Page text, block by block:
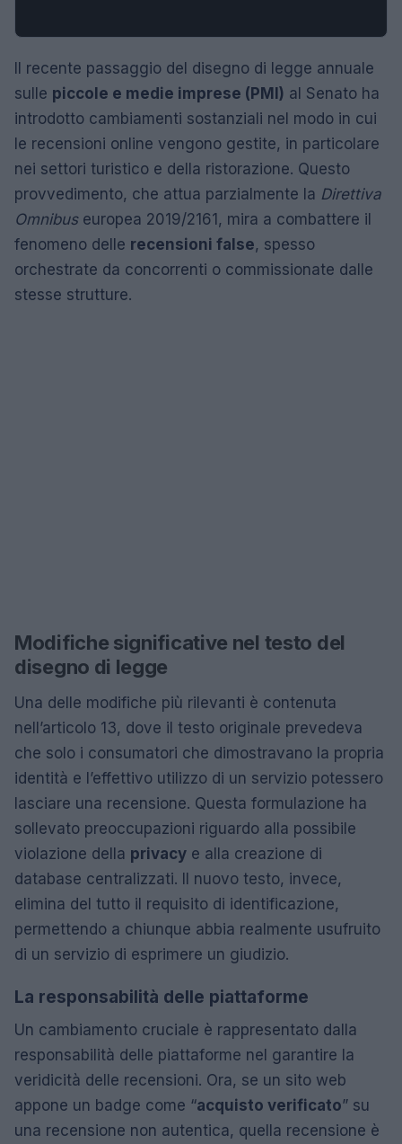
Il recente passaggio del disegno di legge annuale
sulle piccole e medie imprese (PMI) al Senato ha
introdotto cambiamenti sostanziali nel modo in cui
le recensioni online vengono gestite, in particolare
nei settori turistico e della ristorazione. Questo
provvedimento, che attua parzialmente la Direttiva
Omnibuseuropea 2019/2161, mira a combattere il
fenomeno delle recensioni false, spesso
orchestrate da concorrenti o commissionate dalle
stesse strutture.
Modifiche significative nel testo del
disegno di legge
Una delle modifiche più rilevanti è contenuta
nell’articolo 13, dove il testo originale prevedeva
che solo i consumatori che dimostravano la propria
identità e l’effettivo utilizzo di un servizio potessero
lasciare una recensione. Questa formulazione ha
sollevato preoccupazioni riguardo alla possibile
violazione della privacy e alla creazione di
database centralizzati. Il nuovo testo, invece,
elimina del tutto il requisito di identificazione,
permettendo a chiunque abbia realmente usufruito
di un servizio di esprimere un giudizio.
La responsabilità delle piattaforme
Un cambiamento cruciale è rappresentato dalla
responsabilità delle piattaforme nel garantire la
veridicità delle recensioni. Ora, se un sito web
appone un badge come “acquisto verificato” su
una recensione non autentica, quella recensione è